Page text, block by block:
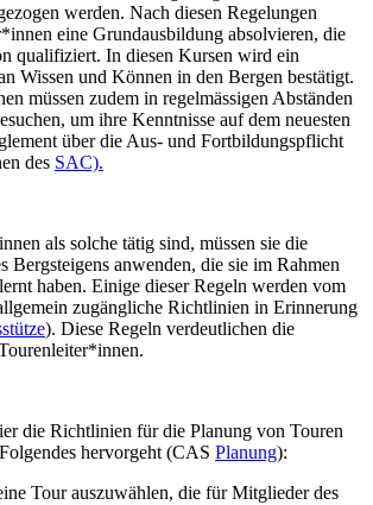
werden. Nach diesen Regelungen
eine Grundausbildung absolvieren, die
qualifiziert. In diesen Kursen wird ein
Wissen und Können in den Bergen bestätigt.
müssen zudem in regelmässigen Abständen
um ihre Kenntnisse auf dem neuesten
über die Aus- und Fortbildungspflicht
des SAC).
als solche tätig sind, müssen sie die
Bergsteigens anwenden, die sie im Rahmen
haben. Einige dieser Regeln werden vom
zugängliche Richtlinien in Erinnerung
). Diese Regeln verdeutlichen die
die Richtlinien für die Planung von Touren
hervorgeht (CAS Planung):
Tour auszuwählen, die für Mitglieder des